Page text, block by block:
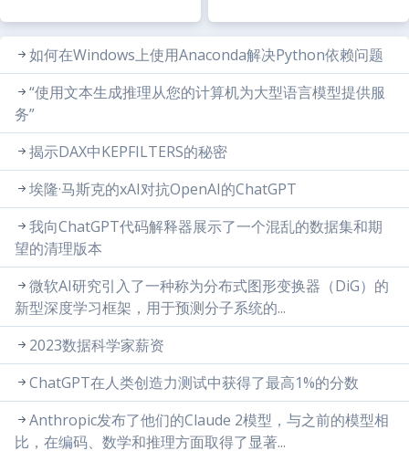
如何在Windows上使用Anaconda解决Python依赖问题
“使用文本生成推理从您的计算机为大型语言模型提供服
务”
揭示DAX中KEPFILTERS的秘密
埃隆·马斯克的xAI对抗OpenAI的ChatGPT
我向ChatGPT代码解释器展示了一个混乱的数据集和期
望的清理版本
微软AI研究引入了一种称为分布式图形变换器（DiG）的
新型深度学习框架，用于预测分子系统的...
2023数据科学家薪资
ChatGPT在人类创造力测试中获得了最高1%的分数
Anthropic发布了他们的Claude 2模型，与之前的模型相
比，在编码、数学和推理方面取得了显著...